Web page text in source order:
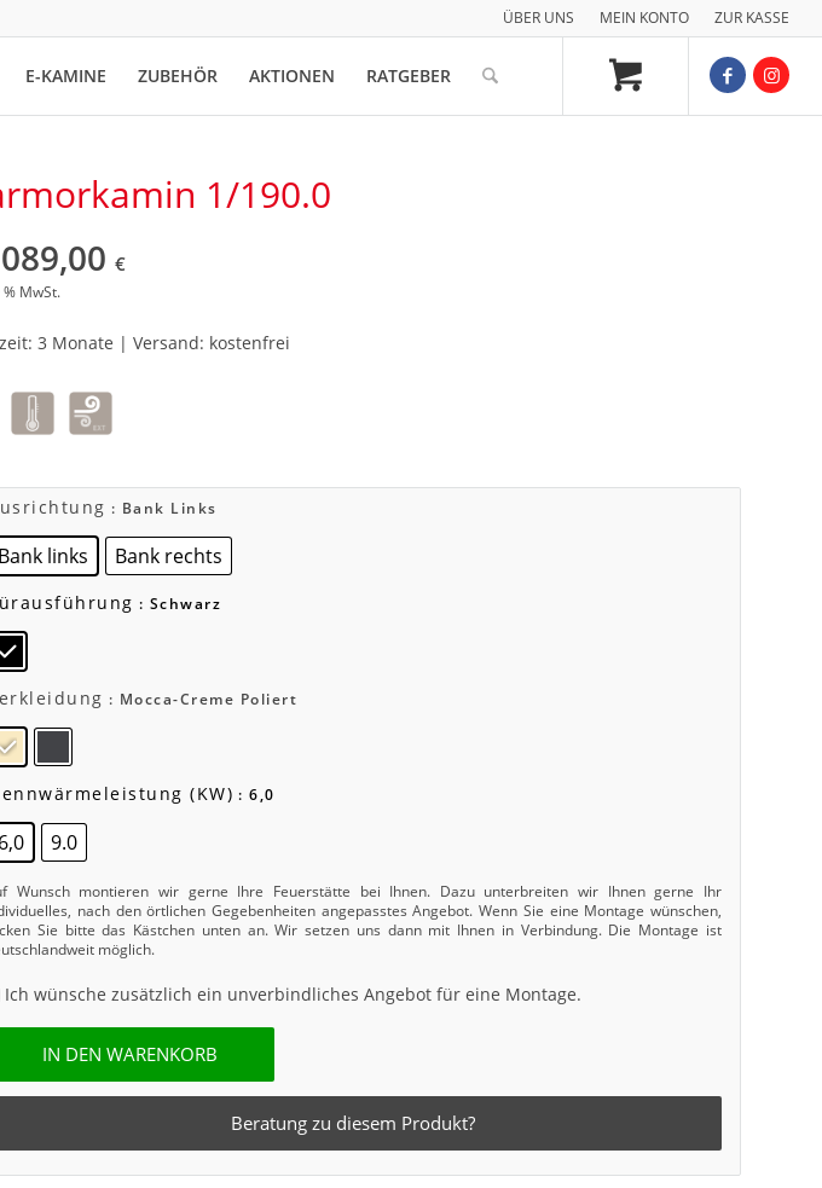
ÜBER UNS MEIN KONTO ZUR KASSE
E-KAMINE ZUBEHÖR AKTIONEN RATGEBER
1/190.0
€
MwSt.
3 Monate | Versand: kostenfrei
: Bank Links
Bank links Bank rechts
: Schwarz
: Mocca-Creme Poliert
(kW) : 6,0
6,0 9.0
Wunsch montieren wir gerne Ihre Feuerstätte bei Ihnen. Dazu unterbreiten wir Ihnen gerne Ihr
nach den örtlichen Gegebenheiten angepasstes Angebot. Wenn Sie eine Montage wünschen,
Sie bitte das Kästchen unten an. Wir setzen uns dann mit Ihnen in Verbindung. Die Montage ist
möglich.
Ich wünsche zusätzlich ein unverbindliches Angebot für eine Montage.
IN DEN WARENKORB
Beratung zu diesem Produkt?